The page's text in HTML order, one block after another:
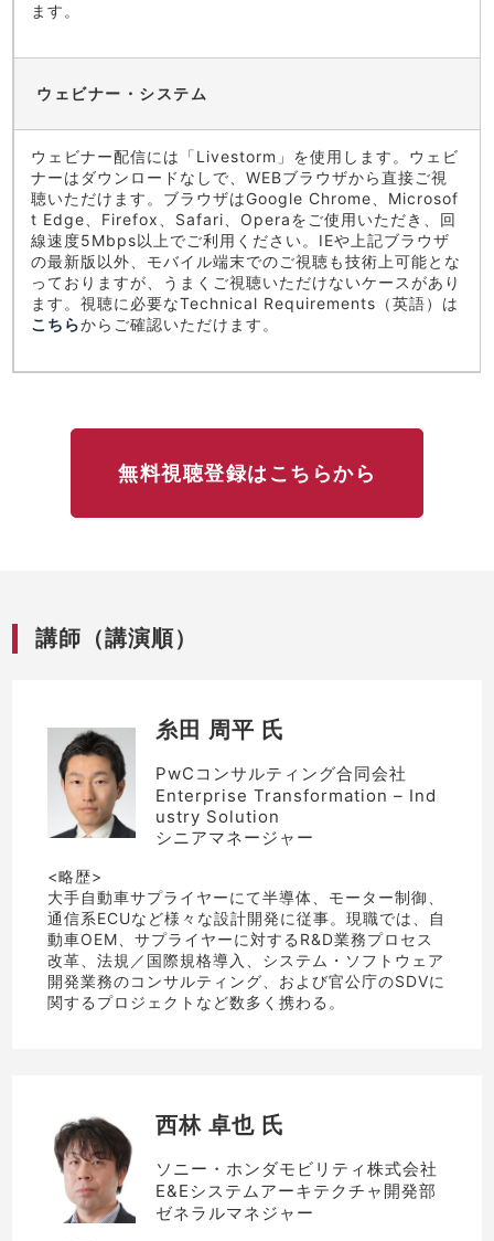
ます。
ウェビナー・システム
ウェビナー配信には「Livestorm」を使用します。ウェビ
ナーはダウンロードなしで、WEBブラウザから直接ご視
聴いただけます。ブラウザはGoogle Chrome、Microsof
t Edge、Firefox、Safari、Operaをご使用いただき、回
線速度5Mbps以上でご利用ください。IEや上記ブラウザ
の最新版以外、モバイル端末でのご視聴も技術上可能とな
っておりますが、うまくご視聴いただけないケースがあり
ます。視聴に必要なTechnical Requirements（英語）は
こちらからご確認いただけます。
無料視聴登録はこちらから
講師（講演順）
糸田 周平 氏
PwCコンサルティング合同会社
Enterprise Transformation – Ind
ustry Solution
シニアマネージャー
<略歴>
大手自動車サプライヤーにて半導体、モーター制御、
通信系ECUなど様々な設計開発に従事。現職では、自
動車OEM、サプライヤーに対するR&D業務プロセス
改革、法規／国際規格導入、システム・ソフトウェア
開発業務のコンサルティング、および官公庁のSDVに
関するプロジェクトなど数多く携わる。
西林 卓也 氏
ソニー・ホンダモビリティ株式会社
E&Eシステムアーキテクチャ開発部
ゼネラルマネジャー